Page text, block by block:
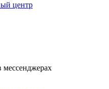
центр
мессенджерах